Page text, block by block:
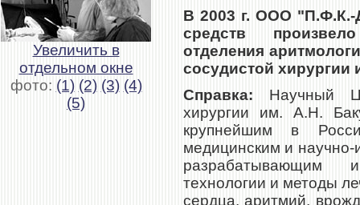
Увеличить в
отдельном окне
фото: (1) (2) (3) (4)
(5)
В 2003 г. ООО "П.Ф.К.-
средств
отделения
сосудистой хирургии
Справка: Научный
хирургии им. А.Н.
крупнейшим в
медицинским и научно-
технологии и методы
сердца, аритмий,